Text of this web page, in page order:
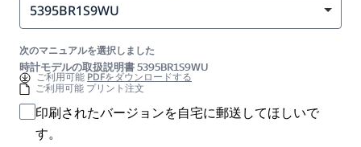
5395BR1S9WU
次のマニュアルを選択しました
時計モデルの取扱説明書 5395BR1S9WU
ご利用可能PDFをダウンロードする
ご利用可能 プリント注文
印刷されたバージョンを自宅に郵送してほしいで
す。